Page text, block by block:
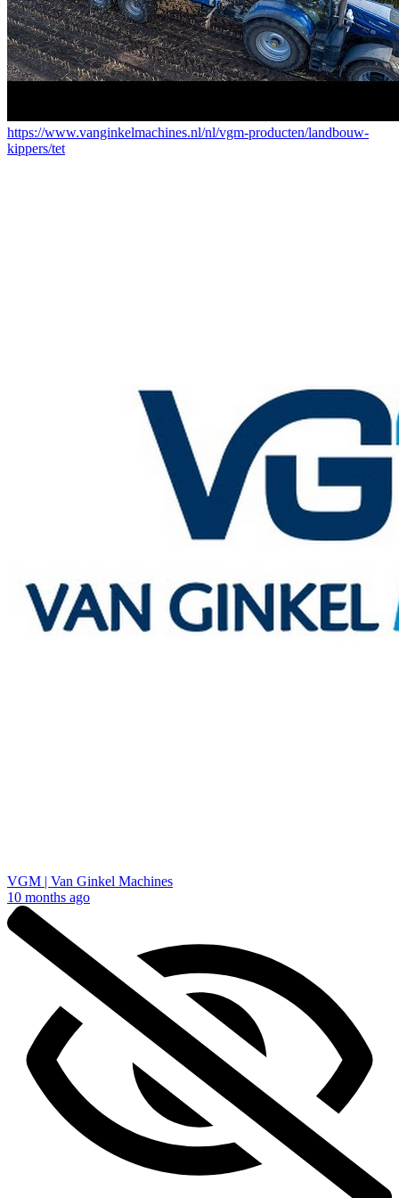
https://www.vanginkelmachines.nl/nl/vgm-producten/landbouw-
kippers/tet
VGM | Van Ginkel Machines
10 months ago